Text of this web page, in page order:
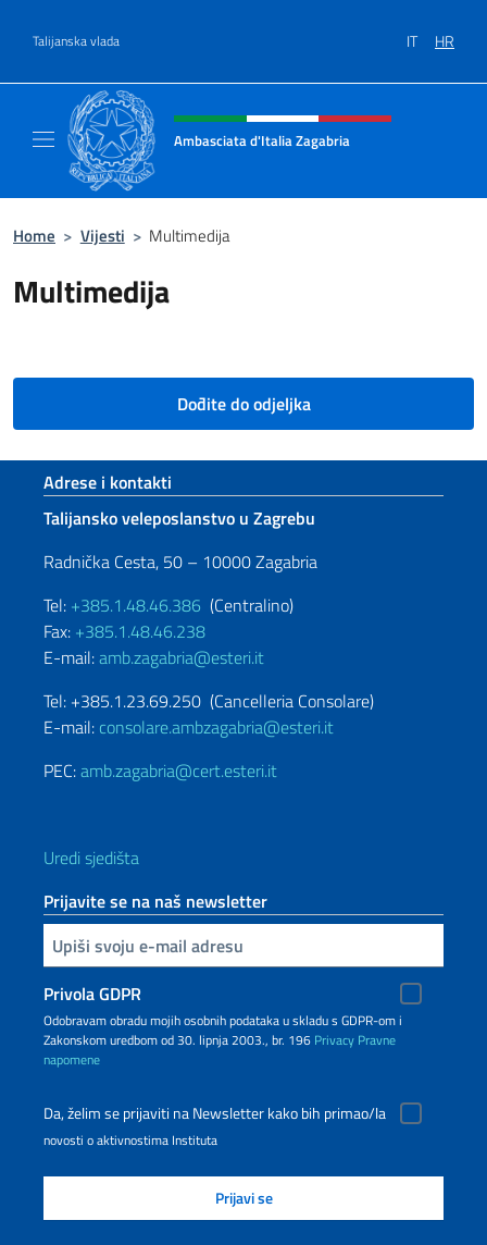
Talijanska vlada IT HR
Header, social and menu of site
Ambasciata d'Italia Zagabria
Home > Vijesti > Multimedija
Multimedija
Dođite do odjeljka
Footer section
Adrese i kontakti
Talijansko veleposlanstvo u Zagrebu
Radnička Cesta, 50 – 10000 Zagabria
Tel: +385.1.48.46.386 (Centralino)
Fax: +385.1.48.46.238
E-mail:amb.zagabria@esteri.it
Tel: +385.1.23.69.250 (Cancelleria Consolare)
E-mail: consolare.ambzagabria@esteri.it
PEC:amb.zagabria@cert.esteri.it
Uredi sjedišta
Prijavite se na naš newsletter
Inserisci la tua email
Privola GDPR
Odobravam obradu mojih osobnih podataka u skladu s GDPR-om i
Zakonskom uredbom od 30. lipnja 2003., br. 196 Privacy Pravne
napomene
Da, želim se prijaviti na Newsletter kako bih primao/la
novosti o aktivnostima Instituta